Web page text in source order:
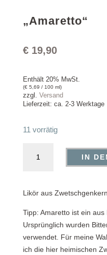
„Amaretto“
€19,90
Enthält 20% MwSt.
(€5,69 / 100 ml)
zzgl. Versand
Lieferzeit: ca. 2-3 Werktage
11 vorrätig
Menge
IN
Likör aus
Tipp: Amaretto ist ein
Ursprünglich wurden
verwendet. Für meine
ich die hier heimischen